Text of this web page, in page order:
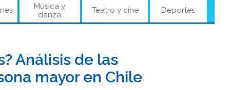
Odontología
Estudios Internacionales
Hospital Clínico
Música y
danza
Teatro y cine Deportes
Análisis de las
mayor en Chile